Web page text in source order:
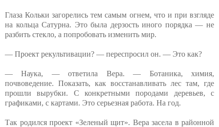
Глаза Кольки загорелись тем самым огнем, что и при взгляде
на кольца Сатурна. Это была дерзость иного порядка — не
разбить стекло, а попробовать изменить мир.
— Проект рекультивации? — переспросил он. — Это как?
— Наука, — ответила Вера. — Ботаника, химия,
почвоведение. Показать, как восстанавливать лес там, где
прошли вырубки. С конкретными породами деревьев, с
графиками, с картами. Это серьезная работа. На год.
Так родился проект «Зеленый щит». Вера засела в районной